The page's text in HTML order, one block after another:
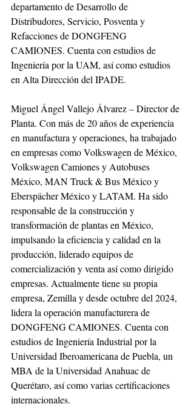
departamento de Desarrollo de
Distribudores, Servicio, Posventa y
Refacciones de DONGFENG
CAMIONES. Cuenta con estudios de
Ingeniería por la UAM, así como estudios
en Alta Dirección del IPADE.
Miguel Ángel Vallejo Álvarez – Director de
Planta. Con más de 20 años de experiencia
en manufactura y operaciones, ha trabajado
en empresas como Volkswagen de México,
Volkswagen Camiones y Autobuses
México, MAN Truck & Bus México y
Eberspächer México y LATAM. Ha sido
responsable de la construcción y
transformación de plantas en México,
impulsando la eficiencia y calidad en la
producción, liderado equipos de
comercialización y venta así como dirigido
empresas. Actualmente tiene su propia
empresa, Zemilla y desde octubre del 2024,
lidera la operación manufacturera de
DONGFENG CAMIONES. Cuenta con
estudios de Ingeniería Industrial por la
Universidad Iberoamericana de Puebla, un
MBA de la Universidad Anahuac de
Querétaro, así como varias certificaciones
internacionales.